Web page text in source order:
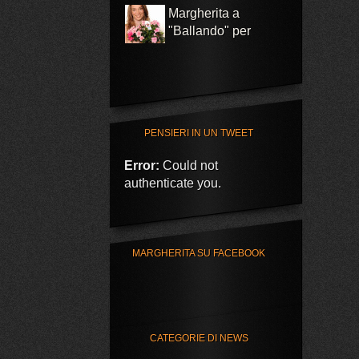
"Ballando" per
l'AIRC
campagna P&G e
Auchan per Telethon
Margherita al rientro
in Coppa del Mondo
Con AUchan e P&G
riparte la campagna
partecipare per far vincere la
l'AIRC
PENSIERI IN UN TWEET
Error: Could not
authenticate you.
MARGHERITA SU FACEBOOK
CATEGORIE DI NEWS